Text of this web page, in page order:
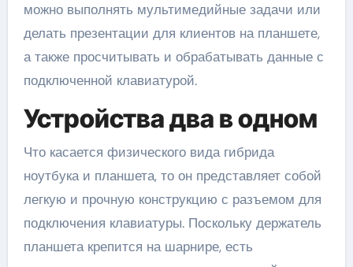
можно выполнять мультимедийные задачи или
делать презентации для клиентов на планшете,
а также просчитывать и обрабатывать данные с
подключенной клавиатурой.
Устройства два в одном
Что касается физического вида гибрида
ноутбука и планшета, то он представляет собой
легкую и прочную конструкцию с разъемом для
подключения клавиатуры. Поскольку держатель
планшета крепится на шарнире, есть